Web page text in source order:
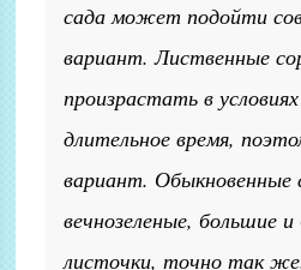
сада может подойти
вариант. Лиственные
произрастать в
длительное время,
вариант. Обыкновенные
вечнозеленые, большие
листочки, точно так